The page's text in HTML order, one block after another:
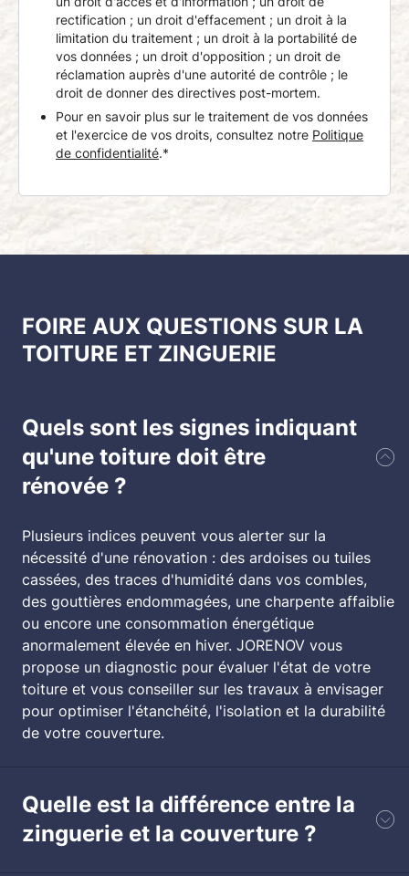
rectification ; un droit d'effacement ; un droit à la
limitation du traitement ; un droit à la portabilité de
vos données ; un droit d'opposition ; un droit de
réclamation auprès d'une autorité de contrôle ; le
droit de donner des directives post-mortem.
Pour en savoir plus sur le traitement de vos données
et l'exercice de vos droits, consultez notre Politique
de confidentialité.*
FOIRE AUX QUESTIONS SUR LA
TOITURE ET ZINGUERIE
Quels sont les signes indiquant
qu'une toiture doit être
rénovée ?
Plusieurs indices peuvent vous alerter sur la
nécessité d'une rénovation : des ardoises ou tuiles
cassées, des traces d'humidité dans vos combles,
des gouttières endommagées, une charpente affaiblie
ou encore une consommation énergétique
anormalement élevée en hiver. JORENOV vous
propose un diagnostic pour évaluer l'état de votre
toiture et vous conseiller sur les travaux à envisager
pour optimiser l'étanchéité, l'isolation et la durabilité
de votre couverture.
Quelle est la différence entre la
zinguerie et la couverture ?